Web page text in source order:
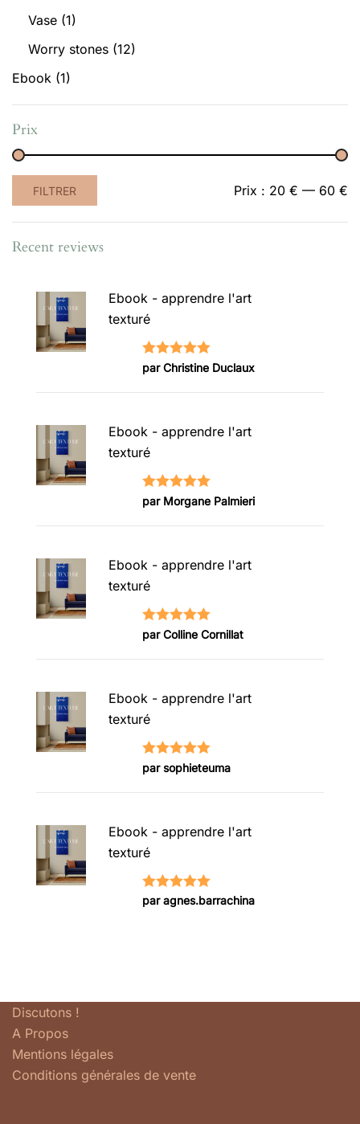
Vase (1)
Worry stones (12)
Ebook (1)
Prix
Prix
min
Prix
max
FILTRER Prix : 20 € — 60 €
Recent reviews
Ebook - apprendre l'art
texturé
Note5sur
par Christine Duclaux
Ebook - apprendre l'art
texturé
Note5sur
par Morgane Palmieri
Ebook - apprendre l'art
texturé
Note5sur
par Colline Cornillat
Ebook - apprendre l'art
texturé
Note5sur
par sophieteuma
Ebook - apprendre l'art
texturé
Note5sur
par agnes.barrachina
Discutons !
A Propos
Mentions légales
Conditions générales de vente